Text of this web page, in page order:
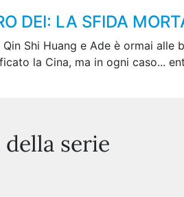
DEI: LA SFIDA
Shi Huang e Ade è ormai
la Cina, ma in ogni caso...
serie